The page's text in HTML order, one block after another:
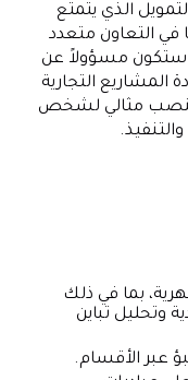
الذي يتمتع
في التعاون متعدد
ستكون مسؤولاً عن
المشاريع التجارية
مثالي لشخص
بما في ذلك
وتحليل تباين
عبر الأقسام.